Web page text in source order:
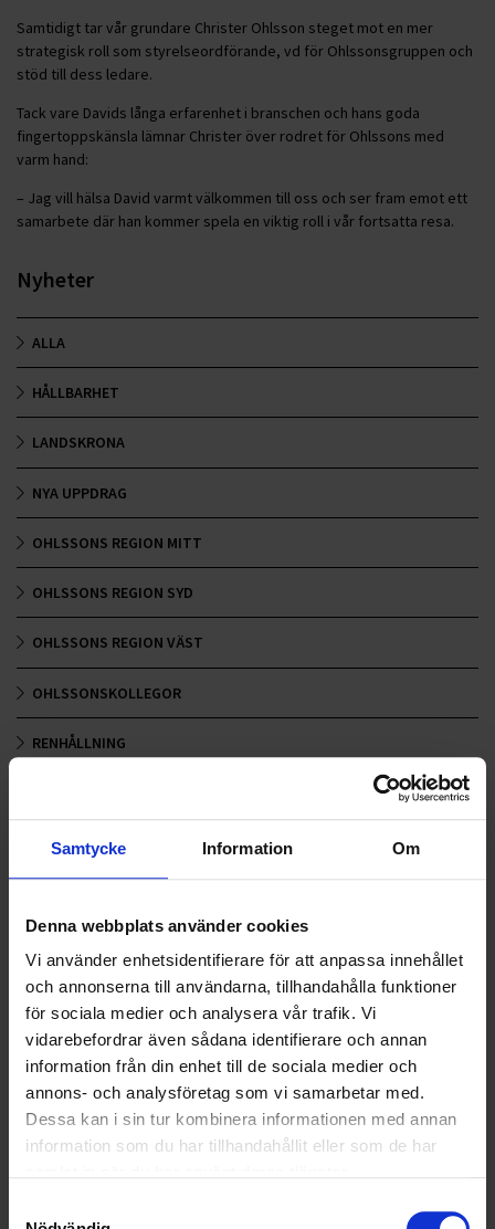
Samtycke Information Om
Denna webbplats använder cookies
Vi använder enhetsidentifierare för att anpassa innehållet
och annonserna till användarna, tillhandahålla funktioner
för sociala medier och analysera vår trafik. Vi
vidarebefordrar även sådana identifierare och annan
information från din enhet till de sociala medier och
annons- och analysföretag som vi samarbetar med.
Dessa kan i sin tur kombinera informationen med annan
information som du har tillhandahållit eller som de har
Samtidigt tar vår grundare Christer Ohlsson steget mot en mer
strategisk roll som styrelseordförande, vd för Ohlssonsgruppen och
stöd till dess ledare.
Tack vare Davids långa erfarenhet i branschen och hans goda
fingertoppskänsla lämnar Christer över rodret för Ohlssons med
varm hand:
– Jag vill hälsa David varmt välkommen till oss och ser fram emot ett
samarbete där han kommer spela en viktig roll i vår fortsatta resa.
Nyheter
ALLA
HÅLLBARHET
LANDSKRONA
NYA UPPDRAG
OHLSSONS REGION MITT
OHLSSONS REGION SYD
OHLSSONS REGION VÄST
OHLSSONSKOLLEGOR
RENHÅLLNING
SOCIALT ANSVAR